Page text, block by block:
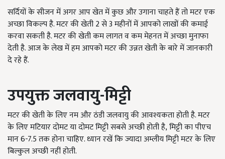
सर्दियों के सीजन में अगर आप खेत में कुछ और उगाना चाहते हैं तो मटर एक
अच्छा विकल्प है. मटर की खेती2से3महीनों में आपको लाखों की कमाई
करवा सकती है. मटर की खेती कम लागत व कम मेहनत में अच्छा मुनाफा
देती है. आज के लेख में हम आपको मटर की उन्नत खेती के बारे में जानकारी
दे रहे हैं.
उपयुक्त जलवायु-मिट्टी
मटर की खेती के लिए नम और ठंडी जलवायु की आवश्यकता होती है. मटर
के लिए मटियार दोमट या दोमट मिट्टी सबसे अच्छी होती है,मिट्टी का पीएच
मान6-7.5तक होना चाहिए. ध्यान रखें कि ज्यादा अम्लीय मिट्टी मटर के लिए
बिल्कुल अच्छी नहीं होती.